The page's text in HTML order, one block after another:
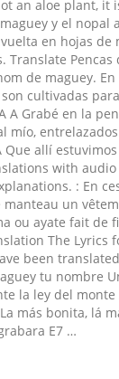
an aloe plant, it
y el nopal
en hojas de
Translate Pencas
de maguey.
cultivadas
A Grabé en la
mío,
Que allí
with
: En
un
ou ayate fait de
The Lyrics
been
tu nombre
la ley del
más bonita, lá
E7 …